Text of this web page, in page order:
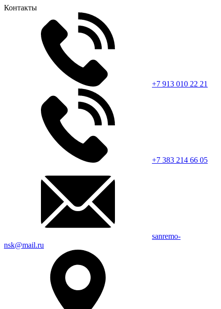
Контакты
+7 913 010 22 21
+7 383 214 66 05
sanremo-
nsk@mail.ru